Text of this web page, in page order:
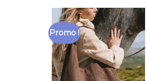
Promo !